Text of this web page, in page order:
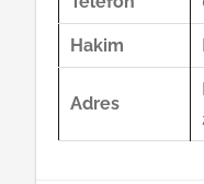
Hakim
Adres